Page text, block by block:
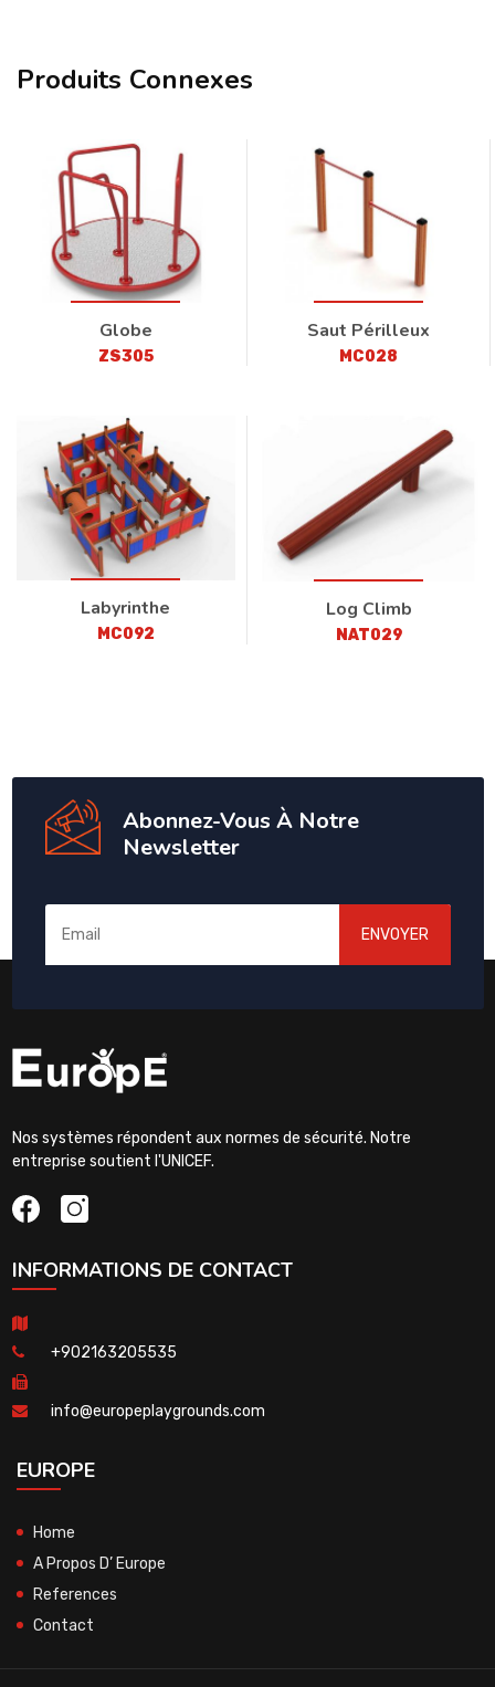
Produits Connexes
Globe
ZS305
Saut Périlleux
MC028
Labyrinthe
MC092
Log Climb
NAT029
Abonnez-Vous À Notre
Newsletter
ENVOYER
Nos systèmes répondent aux normes de sécurité. Notre
entreprise soutient l'UNICEF.
INFORMATIONS DE CONTACT
+902163205535
info@europeplaygrounds.com
EUROPE
Home
A Propos D’ Europe
References
Contact